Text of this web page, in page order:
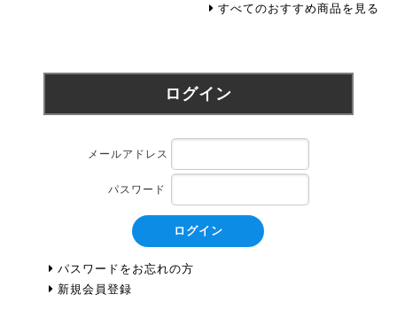
すべてのおすすめ商品を見る
ログイン
メールアドレス
パスワード
ログイン
パスワードをお忘れの方
新規会員登録